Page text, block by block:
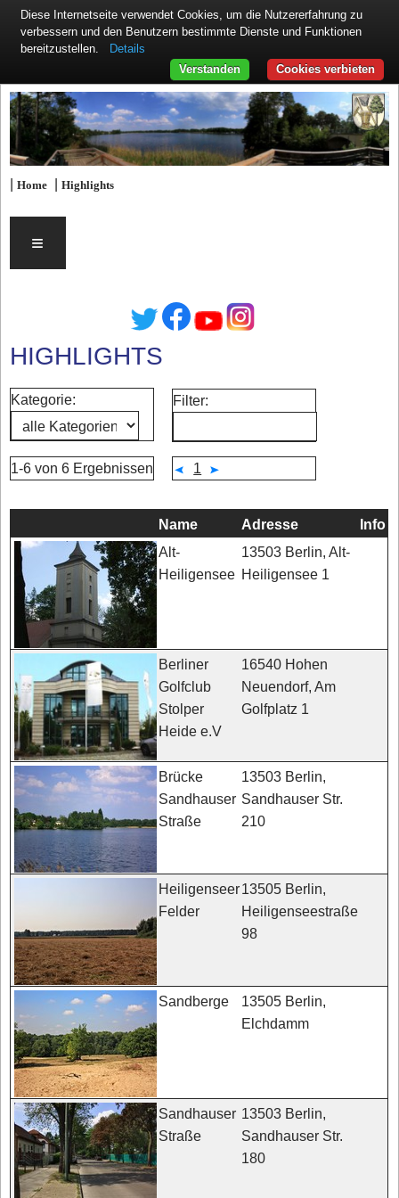
|Home |Highlights
≡
HIGHLIGHTS
Kategorie: Filter:
1-6 von 6 Ergebnissen 1
Name Adresse Info
Alt-
Heiligensee
13503 Berlin, Alt-
Heiligensee 1
Berliner
Golfclub
Stolper
Heide e.V
16540 Hohen
Neuendorf, Am
Golfplatz 1
Brücke
Sandhauser
Straße
13503 Berlin,
Sandhauser Str.
210
Heiligenseer
Felder
13505 Berlin,
Heiligenseestraße
98
Sandberge
13505 Berlin,
Elchdamm
Sandhauser
Straße
13503 Berlin,
Sandhauser Str.
180
Diese Internetseite verwendet Cookies, um die Nutzererfahrung zu
verbessern und den Benutzern bestimmte Dienste und Funktionen
bereitzustellen.
Details
Cookies verbieten
Verstanden